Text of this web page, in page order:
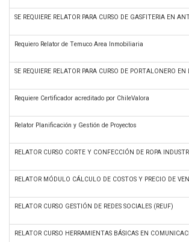
SE REQUIERE RELATOR PARA CURSO DE GASFITERIA EN
Requiero Relator de Temuco Area Inmobiliaria
SE REQUIERE RELATOR PARA CURSO DE PORTALONERO
Requiere Certificador acreditado por ChileValora
Relator Planificación y Gestión de Proyectos
RELATOR CURSO CORTE Y CONFECCIÓN DE ROPA
RELATOR MÓDULO CÁLCULO DE COSTOS Y PRECIO DE
RELATOR CURSO GESTIÓN DE REDES SOCIALES (REUF)
RELATOR CURSO HERRAMIENTAS BÁSICAS EN